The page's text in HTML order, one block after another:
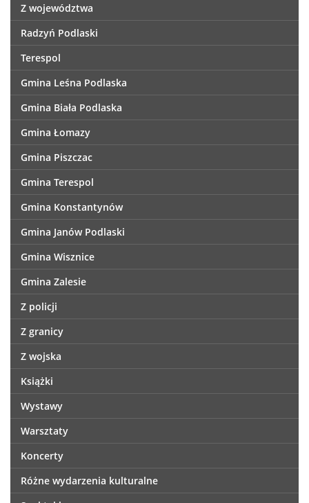
Z województwa
Radzyń Podlaski
Terespol
Gmina Leśna Podlaska
Gmina Biała Podlaska
Gmina Łomazy
Gmina Piszczac
Gmina Terespol
Gmina Konstantynów
Gmina Janów Podlaski
Gmina Wisznice
Gmina Zalesie
Z policji
Z granicy
Z wojska
Książki
Wystawy
Warsztaty
Koncerty
Różne wydarzenia kulturalne